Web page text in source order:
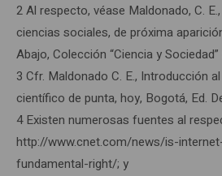
2 Al respecto, véase Maldonado, C.
ciencias sociales, de próxima
Abajo, Colección “Ciencia y
3 Cfr. Maldonado C. E., Introducción
científico de punta, hoy, Bogotá, Ed.
4 Existen numerosas fuentes al
http://www.cnet.com/news/is-
fundamental-right/; y